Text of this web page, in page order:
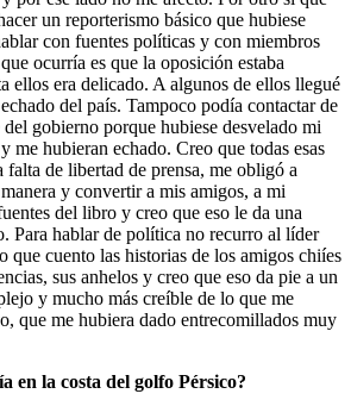
un reporterismo básico que hubiese
con fuentes políticas y con miembros
ocurría es que la oposición estaba
ellos era delicado. A algunos de ellos llegué
del país. Tampoco podía contactar de
gobierno porque hubiese desvelado mi
me hubieran echado. Creo que todas esas
de libertad de prensa, me obligó a
y convertir a mis amigos, a mi
del libro y creo que eso le da una
Para hablar de política no recurro al líder
que cuento las historias de los amigos chiíes
sus anhelos y creo que eso da pie a un
y mucho más creíble de lo que me
que me hubiera dado entrecomillados muy
en la costa del golfo Pérsico?